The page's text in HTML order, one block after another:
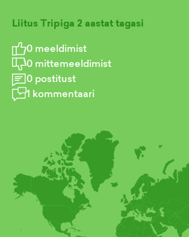
Liitus Tripiga 2 aastat tagasi
0 meeldimist
0 mittemeeldimist
0 postitust
1 kommentaari